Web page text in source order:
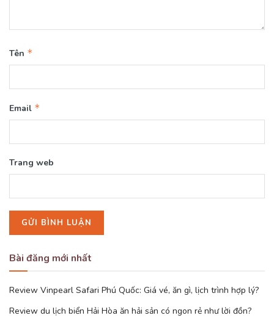
Tên *
Email *
Trang web
Bài đăng mới nhất
Review Vinpearl Safari Phú Quốc: Giá vé, ăn gì, lịch trình hợp lý?
Review du lịch biển Hải Hòa ăn hải sản có ngon rẻ như lời đồn?